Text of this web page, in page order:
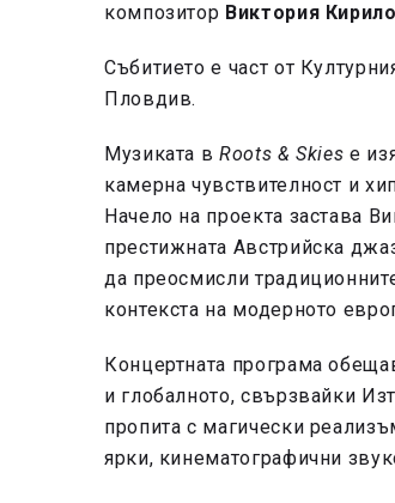
композитор Виктория
Събитието е част от
Пловдив.
Музиката вRoots & Skies е
камерна чувствителност и
Начело на проекта застава
престижната Австрийска
да преосмисли
контекста на модерното
Концертната програма
и глобалното, свързвайки
пропита с магически
ярки, кинематографични